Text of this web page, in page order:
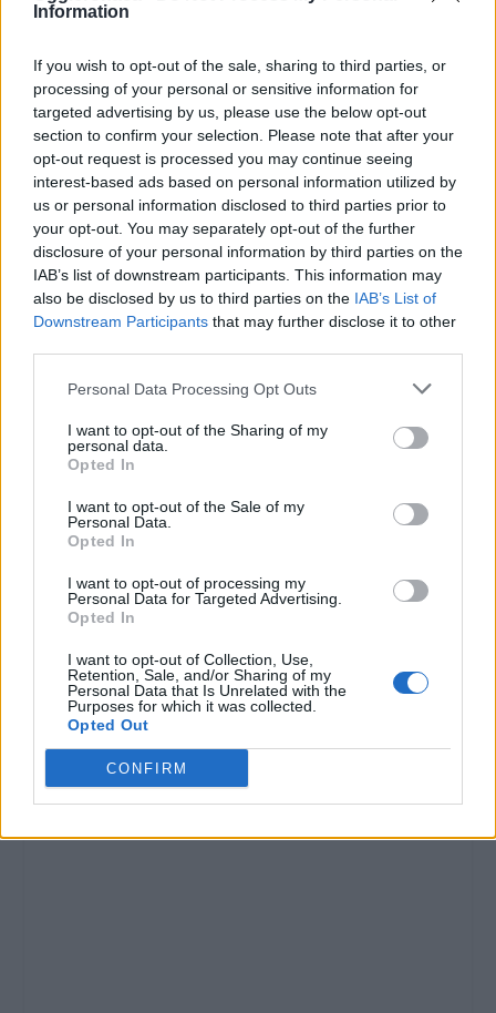
Information
If you wish to opt-out of the sale, sharing to third parties, or
processing of your personal or sensitive information for
targeted advertising by us, please use the below opt-out
section to confirm your selection. Please note that after your
opt-out request is processed you may continue seeing
interest-based ads based on personal information utilized by
us or personal information disclosed to third parties prior to
your opt-out. You may separately opt-out of the further
disclosure of your personal information by third parties on the
IAB’s list of downstream participants. This information may
also be disclosed by us to third parties on the IAB’s List of
Downstream Participants that may further disclose it to other
Personal Data Processing Opt Outs
I want to opt-out of the Sharing of my
personal data.
Opted In
I want to opt-out of the Sale of my
Personal Data.
Opted In
I want to opt-out of processing my
Personal Data for Targeted Advertising.
Opted In
I want to opt-out of Collection, Use,
Retention, Sale, and/or Sharing of my
Personal Data that Is Unrelated with the
Purposes for which it was collected.
Opted Out
CONFIRM
prestigiosa e da…
17 Dicembre 2025
CONDIVIDERE:
VALUTARE: